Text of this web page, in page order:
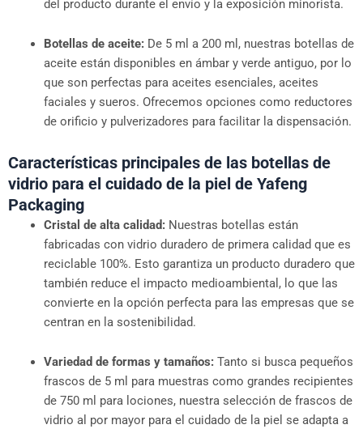
del producto durante el envío y la exposición minorista.
Botellas de aceite:De 5 ml a 200 ml, nuestras botellas de
aceite están disponibles en ámbar y verde antiguo, por lo
que son perfectas para aceites esenciales, aceites
faciales y sueros. Ofrecemos opciones como reductores
de orificio y pulverizadores para facilitar la dispensación.
Características principales de las botellas de
vidrio para el cuidado de la piel de Yafeng
Packaging
Cristal de alta calidad:Nuestras botellas están
fabricadas con vidrio duradero de primera calidad que es
reciclable 100%. Esto garantiza un producto duradero que
también reduce el impacto medioambiental, lo que las
convierte en la opción perfecta para las empresas que se
centran en la sostenibilidad.
Variedad de formas y tamaños:Tanto si busca pequeños
frascos de 5 ml para muestras como grandes recipientes
de 750 ml para lociones, nuestra selección de frascos de
vidrio al por mayor para el cuidado de la piel se adapta a